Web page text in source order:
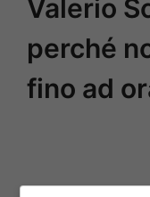
Valerio
perché
fino ad